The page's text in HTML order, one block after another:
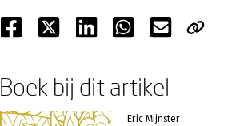
Boek bij dit artikel
Eric Mijnster